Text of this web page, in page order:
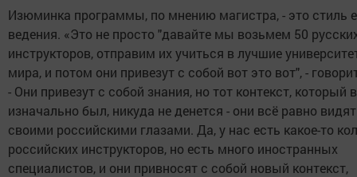
Изюминка программы, по мнению магистра, - это стиль
ведения. «Это не просто "давайте мы возьмем 50
инструкторов, отправим их учиться в лучшие
мира, и потом они привезут с собой вот это вот", -
- Они привезут с собой знания, но тот контекст, который
изначально был, никуда не денется - они всё равно
своими российскими глазами. Да, у нас есть какое-то
российских инструкторов, но есть много иностранных
специалистов, и они привносят с собой новый контекст,